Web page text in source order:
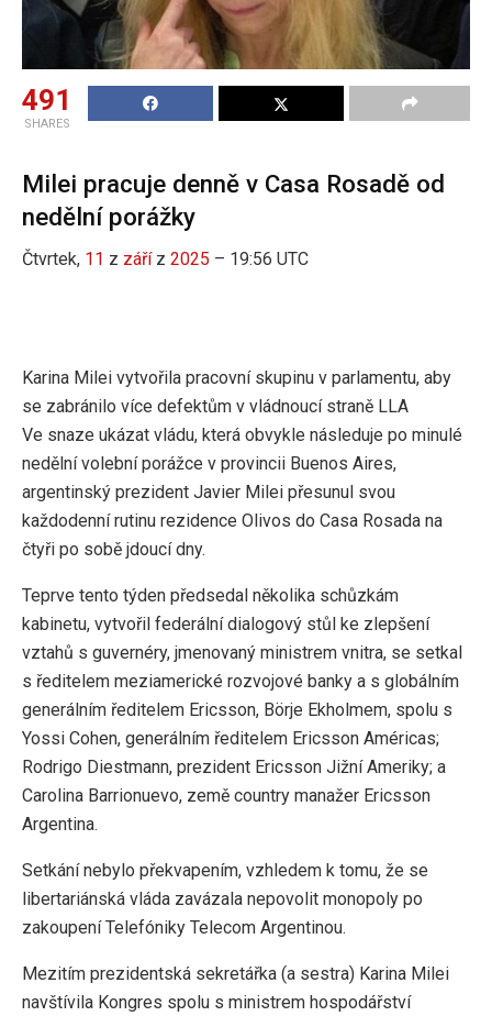
491
SHARES
Milei pracuje denně v Casa Rosadě od
nedělní porážky
Čtvrtek, 11 z záříz 2025 – 19:56 UTC
Karina Milei vytvořila pracovní skupinu v parlamentu, aby
se zabránilo více defektům v vládnoucí straně LLA
Ve snaze ukázat vládu, která obvykle následuje po minulé
nedělní volební porážce v provincii Buenos Aires,
argentinský prezident Javier Milei přesunul svou
každodenní rutinu rezidence Olivos do Casa Rosada na
čtyři po sobě jdoucí dny.
Teprve tento týden předsedal několika schůzkám
kabinetu, vytvořil federální dialogový stůl ke zlepšení
vztahů s guvernéry, jmenovaný ministrem vnitra, se setkal
s ředitelem meziamerické rozvojové banky a s globálním
generálním ředitelem Ericsson, Börje Ekholmem, spolu s
Yossi Cohen, generálním ředitelem Ericsson Américas;
Rodrigo Diestmann, prezident Ericsson Jižní Ameriky; a
Carolina Barrionuevo, země country manažer Ericsson
Argentina.
Setkání nebylo překvapením, vzhledem k tomu, že se
libertariánská vláda zavázala nepovolit monopoly po
zakoupení Telefóniky Telecom Argentinou.
Mezitím prezidentská sekretářka (a sestra) Karina Milei
navštívila Kongres spolu s ministrem hospodářství